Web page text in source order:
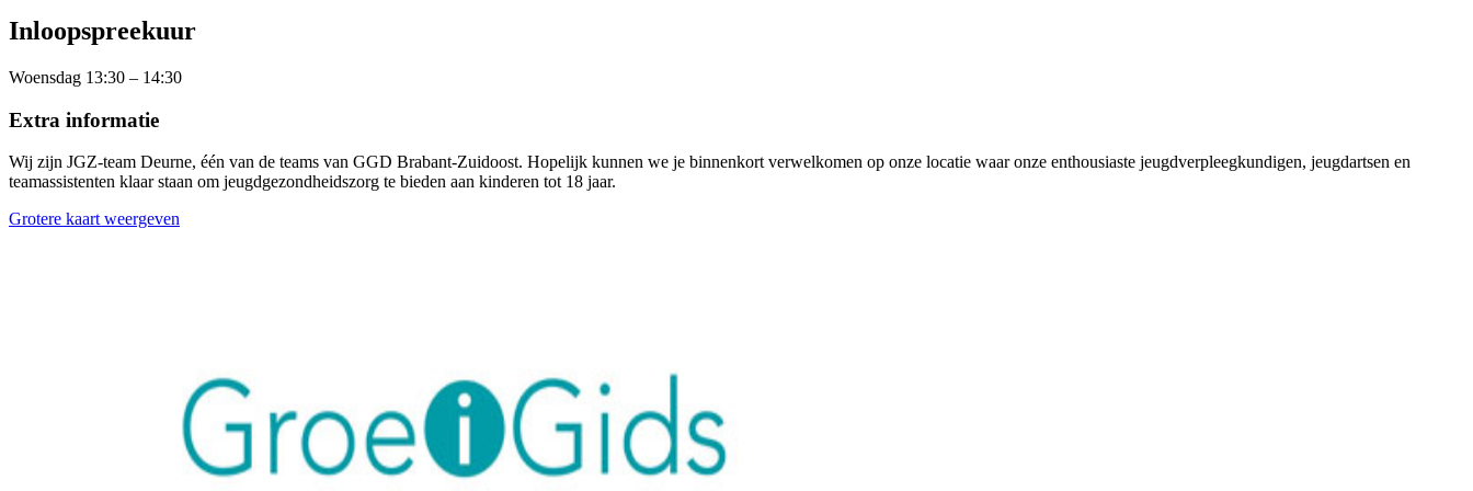
Inloopspreekuur
Woensdag 13:30 – 14:30
Extra informatie
Wij zijn JGZ-team Deurne, één van de teams van GGD Brabant-Zuidoost. Hopelijk kunnen we je binnenkort verwelkomen op onze locatie waar onze enthousiaste jeugdverpleegkundigen, jeugdartsen en
teamassistenten klaar staan om jeugdgezondheidszorg te bieden aan kinderen tot 18 jaar.
Grotere kaart weergeven